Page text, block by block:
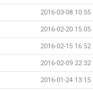
2016-03-08 10:55
2016-02-20 15:05
2016-02-15 16:52
2016-02-09 22:32
2016-01-24 13:15